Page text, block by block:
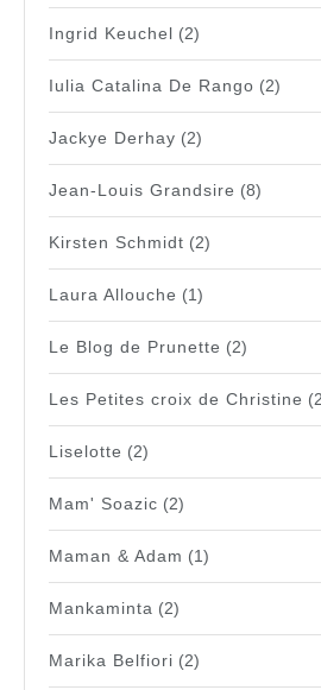
Ingrid Keuchel (2)
Iulia Catalina De Rango (2)
Jackye Derhay (2)
Jean-Louis Grandsire (8)
Kirsten Schmidt (2)
Laura Allouche (1)
Le Blog de Prunette (2)
Les Petites croix de Christine
Liselotte (2)
Mam' Soazic (2)
Maman & Adam (1)
Mankaminta (2)
Marika Belfiori (2)